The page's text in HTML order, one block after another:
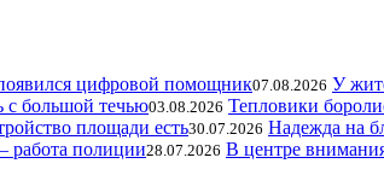
07.08.2026 У
03.08.2026 Тепловики
30.07.2026 Надежда на
28.07.2026 В центре